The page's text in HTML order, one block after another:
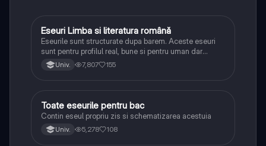
Limba și literatura română
Eseuri Limba si literatura română
Eseurile sunt structurate dupa barem. Aceste eseuri
sunt pentru profilul real, bune si pentru uman dar
lipsesc relatiile dintre personaje si caracrerizarile.
Univ. 7,807 155
Limba și literatura română
Toate eseurile pentru bac
Contin eseul propriu zis si schematizarea acestuia
Univ. 5,278 108